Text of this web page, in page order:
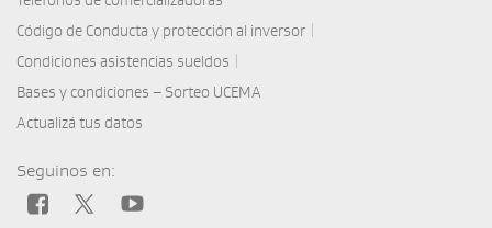
Código de Conducta y protección al inversor
Condiciones asistencias sueldos
Bases y condiciones – Sorteo UCEMA
Actualizá tus datos
Seguinos en: